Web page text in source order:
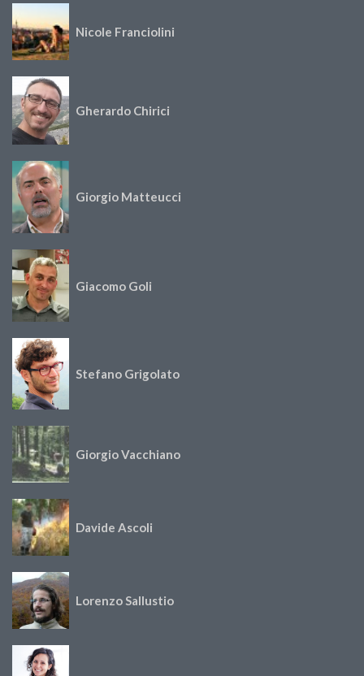
Nicole Franciolini
Gherardo Chirici
Giorgio Matteucci
Giacomo Goli
Stefano Grigolato
Giorgio Vacchiano
Davide Ascoli
Lorenzo Sallustio